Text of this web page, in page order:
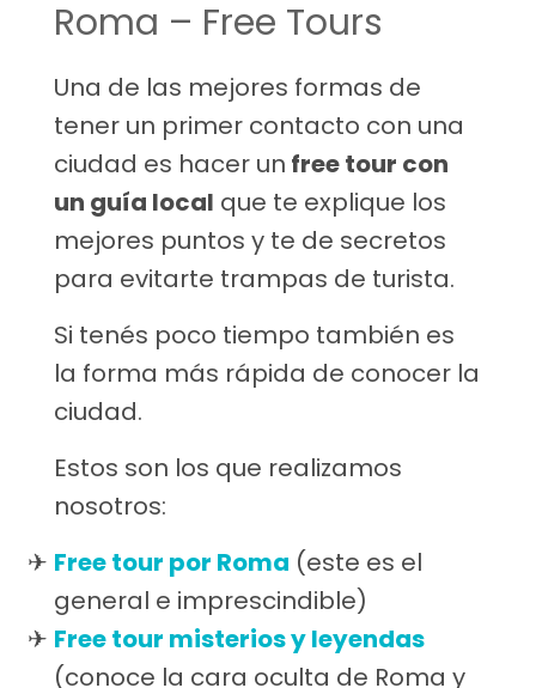
Roma – Free Tours
Una de las mejores formas de
tener un primer contacto con una
ciudad es hacer un free tour con
un guía local que te explique los
mejores puntos y te de secretos
para evitarte trampas de turista.
Si tenés poco tiempo también es
la forma más rápida de conocer la
ciudad.
Estos son los que realizamos
nosotros:
Free tour por Roma (este es el
general e imprescindible)
Free tour misterios y leyendas
(conoce la cara oculta de Roma y